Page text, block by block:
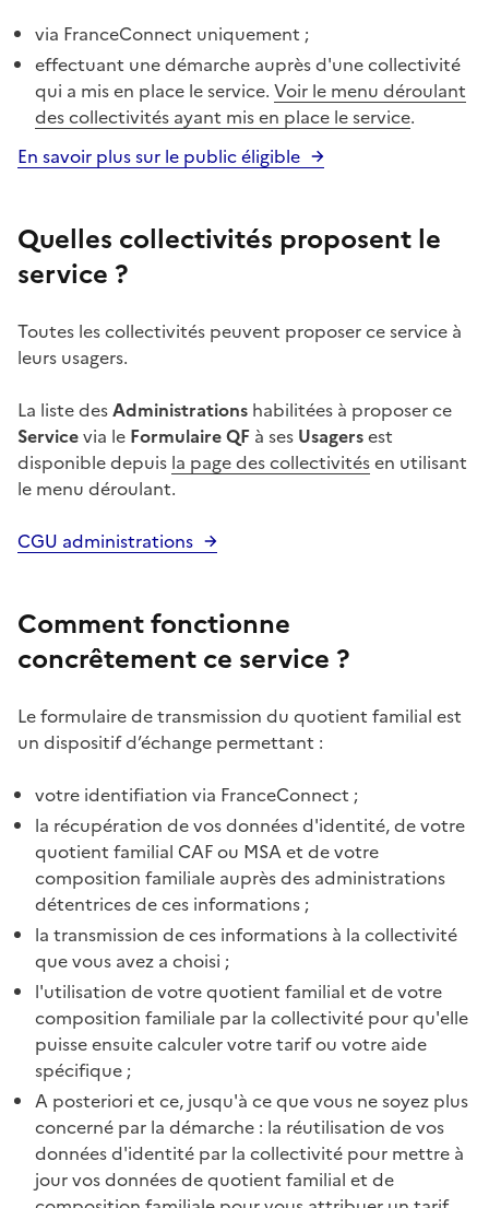
via FranceConnect uniquement ;
effectuant une démarche auprès d'une collectivité
qui a mis en place le service. Voir le menu déroulant
des collectivités ayant mis en place le service.
En savoir plus sur le public éligible
Quelles collectivités proposent le
service ?
Toutes les collectivités peuvent proposer ce service à
leurs usagers.
La liste desAdministrations habilitées à proposer ce
Servicevia le Formulaire QF à ses Usagersest
disponible depuis la page des collectivitésen utilisant
le menu déroulant.
CGU administrations
Comment fonctionne
concrêtement ce service ?
Le formulaire de transmission du quotient familial est
un dispositif d’échange permettant :
votre identifiation via FranceConnect ;
la récupération de vos données d'identité, de votre
quotient familial CAF ou MSA et de votre
composition familiale auprès des administrations
détentrices de ces informations ;
la transmission de ces informations à la collectivité
que vous avez a choisi ;
l'utilisation de votre quotient familial et de votre
composition familiale par la collectivité pour qu'elle
puisse ensuite calculer votre tarif ou votre aide
spécifique ;
A posteriori et ce, jusqu'à ce que vous ne soyez plus
concerné par la démarche : la réutilisation de vos
données d'identité par la collectivité pour mettre à
jour vos données de quotient familial et de